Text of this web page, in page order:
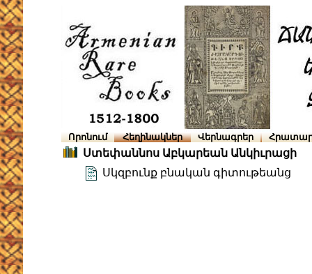
Որոնում Հեղինակներ Վերնագրեր
Ստեփաննոս Աբկարեան Անկիւրացի
Սկզբունք բնական գիտութեանց